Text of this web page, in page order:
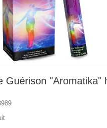
Guérison "Aromatika"